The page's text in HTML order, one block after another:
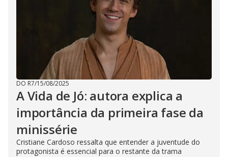
DO R7/15/08/2025
A Vida de Jó: autora explica a
importância da primeira fase da
minissérie
Cristiane Cardoso ressalta que entender a juventude do
protagonista é essencial para o restante da trama